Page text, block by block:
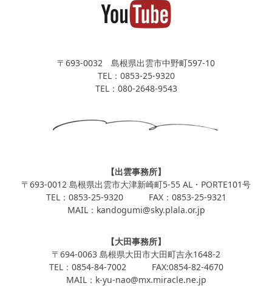
〒693-0032 島根県出雲市中野町597-10
TEL：0853-25-9320
TEL：080-2648-9543
【出雲事務所】
〒693-0012 島根県出雲市大津新崎町5-55 AL・PORTE101号
TEL：0853-25-9320 FAX：0853-25-9321
MAIL：kandogumi@sky.plala.or.jp
【大田事務所】
〒694-0063 島根県大田市大田町吉永1648-2
TEL：0854-84-7002 FAX:0854-82-4670
MAIL：k-yu-nao@mx.miracle.ne.jp